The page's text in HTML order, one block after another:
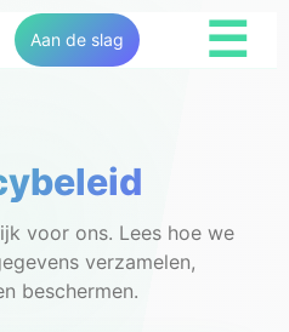
Aan de slag ☰
voor ons. Lees hoe we
verzamelen,
beschermen.